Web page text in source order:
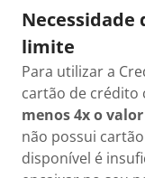
Necessidade
limite
Para utilizar a
cartão de crédito
menos 4x o
não possui
disponível é